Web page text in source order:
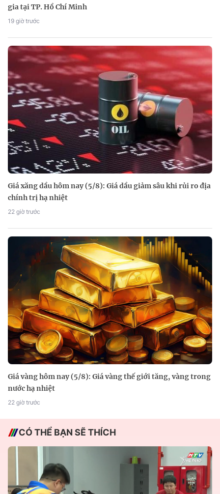
gia tại TP. Hồ Chí Minh
19 giờ trước
Giá xăng dầu hôm nay (5/8): Giá dầu giảm sâu khi rủi ro địa
chính trị hạ nhiệt
22 giờ trước
Giá vàng hôm nay (5/8): Giá vàng thế giới tăng, vàng trong
nước hạ nhiệt
22 giờ trước
CÓ THỂ BẠN SẼ THÍCH